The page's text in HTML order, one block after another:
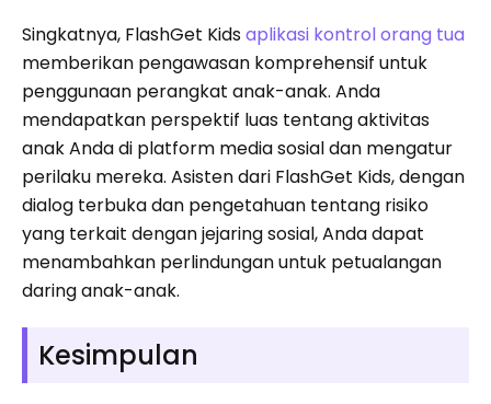
Singkatnya, FlashGet Kidsaplikasi kontrol orang tua
memberikan pengawasan komprehensif untuk
penggunaan perangkat anak-anak. Anda
mendapatkan perspektif luas tentang aktivitas
anak Anda di platform media sosial dan mengatur
perilaku mereka. Asisten dari FlashGet Kids, dengan
dialog terbuka dan pengetahuan tentang risiko
yang terkait dengan jejaring sosial, Anda dapat
menambahkan perlindungan untuk petualangan
daring anak-anak.
Kesimpulan